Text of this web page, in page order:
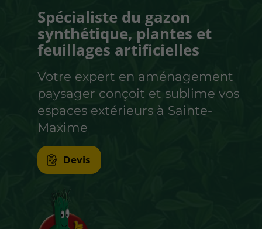
Spécialiste du gazon
synthétique, plantes et
feuillages artificielles
Votre expert en aménagement
paysager conçoit et sublime vos
espaces extérieurs à Sainte-
Maxime
Devis